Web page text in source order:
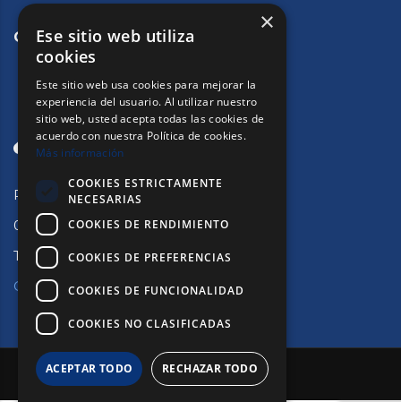
CONTACTE
Passeig de Sant Joan, 33.
08010 Barcelona
Tlf: 932153223
Contactar
© 2026 Copyright © CMAB
×
Ese sitio web utiliza
cookies
Este sitio web usa cookies para mejorar la
experiencia del usuario. Al utilizar nuestro
sitio web, usted acepta todas las cookies de
acuerdo con nuestra Política de cookies.
Más información
COOKIES ESTRICTAMENTE
NECESARIAS
COOKIES DE RENDIMIENTO
COOKIES DE PREFERENCIAS
COOKIES DE FUNCIONALIDAD
COOKIES NO CLASIFICADAS
ACEPTAR TODO RECHAZAR TODO